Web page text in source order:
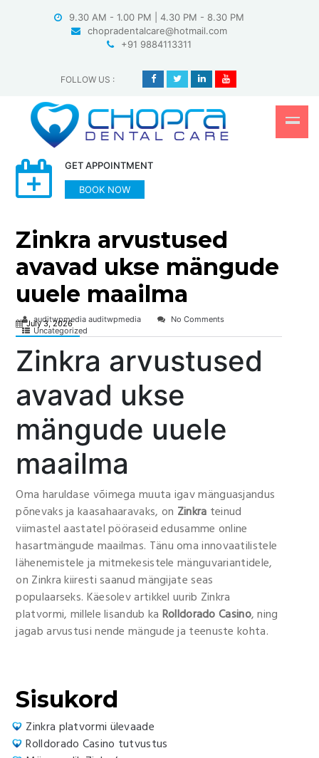
9.30 AM - 1.00 PM | 4.30 PM - 8.30 PM
chopradentalcare@hotmail.com
+91 9884113311
FOLLOW US :
GET APPOINTMENT
BOOK NOW
Zinkra arvustused
avavad ukse mängude
uuele maailma
July 3, 2026
auditwpmedia auditwpmedia
No Comments
Uncategorized
Zinkra arvustused
avavad ukse
mängude uuele
maailma
Oma haruldase võimega muuta igav mänguasjandus
põnevaks ja kaasahaaravaks, on Zinkra teinud
viimastel aastatel pööraseid edusamme online
hasartmängude maailmas. Tänu oma innovaatilistele
lähenemistele ja mitmekesistele mänguvariantidele,
on Zinkra kiiresti saanud mängijate seas
populaarseks. Käesolev artikkel uurib Zinkra
platvormi, millele lisandub ka Rolldorado Casino, ning
jagab arvustusi nende mängude ja teenuste kohta.
Sisukord
Zinkra platvormi ülevaade
Rolldorado Casino tutvustus